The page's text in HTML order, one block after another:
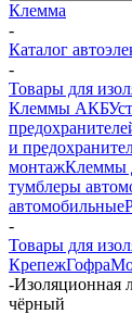
Клемма
-
Каталог
-
Товары для
Клеммы АКБ
и
монтажКлеммы
тумблеры
автомобильные
-
Товары для
КрепежГофра
-Изоляционная
чёрный